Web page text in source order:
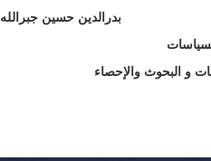
حسين جبرالله
و البحوث والإحصاء